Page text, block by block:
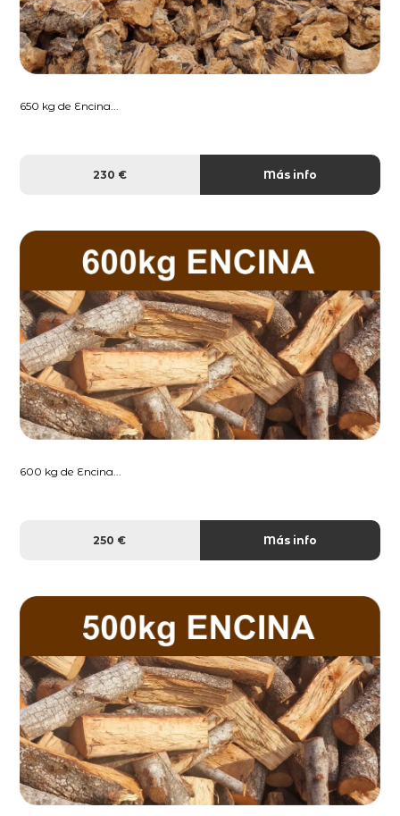
650 kg de Encina...
230 € Más info
600 kg de Encina...
250 € Más info